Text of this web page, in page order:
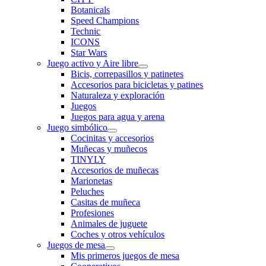
Botanicals
Speed Champions
Technic
ICONS
Star Wars
Juego activo y Aire libre
Bicis, correpasillos y patinetes
Accesorios para bicicletas y patines
Naturaleza y exploración
Juegos
Juegos para agua y arena
Juego simbólico
Cocinitas y accesorios
Muñecas y muñecos
TINYLY
Accesorios de muñecas
Marionetas
Peluches
Casitas de muñeca
Profesiones
Animales de juguete
Coches y otros vehículos
Juegos de mesa
Mis primeros juegos de mesa